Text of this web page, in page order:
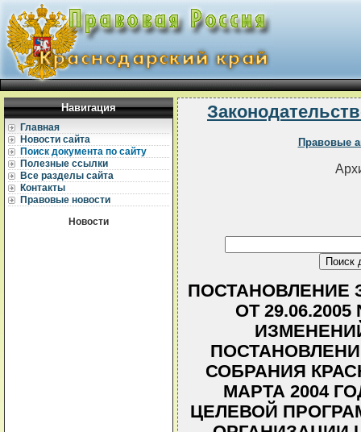
Навигация
Главная
Новости сайта
Поиск документа по сайту
Полезные ссылки
Все разделы сайта
Контакты
Правовые новости
Новости
Правовые
ПОСТАНОВЛЕНИЕ
ОТ
СОБРАНИЯ
МАРТА 2004
ЦЕЛЕВОЙ